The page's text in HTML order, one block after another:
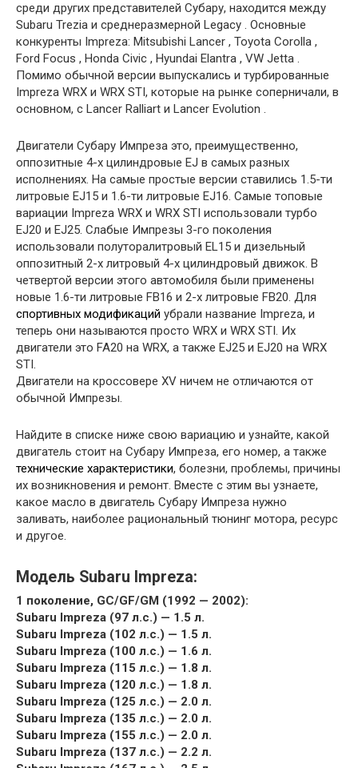
среди других представителей Субару, находится между
Subaru Trezia и среднеразмерной Legacy . Основные
конкуренты Impreza: Mitsubishi Lancer , Toyota Corolla ,
Ford Focus , Honda Civic , Hyundai Elantra , VW Jetta .
Помимо обычной версии выпускались и турбированные
Impreza WRX и WRX STI, которые на рынке соперничали, в
основном, с Lancer Ralliart и Lancer Evolution .
Двигатели Субару Импреза это, преимущественно,
оппозитные 4-х цилиндровые EJ в самых разных
исполнениях. На самые простые версии ставились 1.5-ти
литровые EJ15 и 1.6-ти литровые EJ16. Самые топовые
вариации Impreza WRX и WRX STI использовали турбо
EJ20 и EJ25. Слабые Импрезы 3-го поколения
использовали полуторалитровый EL15 и дизельный
оппозитный 2-х литровый 4-х цилиндровый движок. В
четвертой версии этого автомобиля были применены
новые 1.6-ти литровые FB16 и 2-х литровые FB20. Для
спортивных модификаций убрали название Impreza, и
теперь они называются просто WRX и WRX STI. Их
двигатели это FA20 на WRX, а также EJ25 и EJ20 на WRX
STI.
Двигатели на кроссовере XV ничем не отличаются от
обычной Импрезы.
Найдите в списке ниже свою вариацию и узнайте, какой
двигатель стоит на Субару Импреза, его номер, а также
технические характеристики, болезни, проблемы, причины
их возникновения и ремонт. Вместе с этим вы узнаете,
какое масло в двигатель Субару Импреза нужно
заливать, наиболее рациональный тюнинг мотора, ресурс
и другое.
Модель Subaru Impreza:
1 поколение, GC/GF/GM (1992 — 2002):
Subaru Impreza (97 л.с.) — 1.5 л.
Subaru Impreza (102 л.с.) — 1.5 л.
Subaru Impreza (100 л.с.) — 1.6 л.
Subaru Impreza (115 л.с.) — 1.8 л.
Subaru Impreza (120 л.с.) — 1.8 л.
Subaru Impreza (125 л.с.) — 2.0 л.
Subaru Impreza (135 л.с.) — 2.0 л.
Subaru Impreza (155 л.с.) — 2.0 л.
Subaru Impreza (137 л.с.) — 2.2 л.